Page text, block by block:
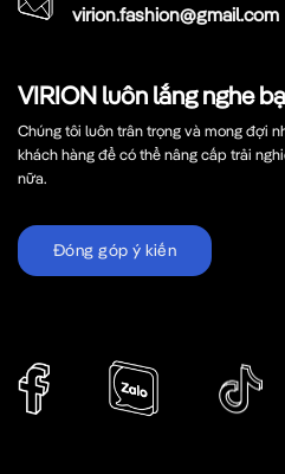
VIRION luôn lắng nghe
Chúng tôi luôn trân trọng và mong đợi
khách hàng để có thể nâng cấp trải
nữa.
Đóng góp ý kiến
virion.fashion@gmail.com